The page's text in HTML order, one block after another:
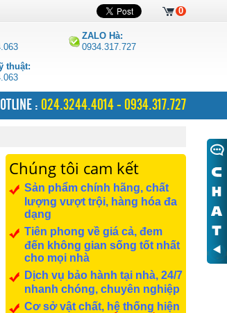
ZALO Hà:
0934.317.727
thuật:
: 024.3244.4014 - 0934.317.727
Chúng tôi cam kết
Sản phẩm chính hãng, chất
lượng vượt trội, hàng hóa đa
dạng
Tiên phong về giá cả, đem
đến không gian sống tốt nhất
cho mọi nhà
Dịch vụ bảo hành tại nhà, 24/7
nhanh chóng, chuyên nghiệp
Cơ sở vật chất, hệ thống hiện
0